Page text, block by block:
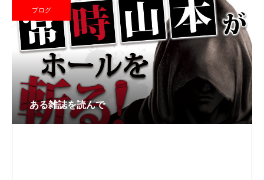
ブログ
ある雑誌を読んで